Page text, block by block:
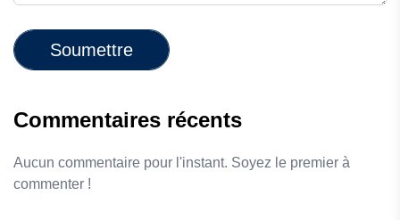
Soumettre
Commentaires récents
Aucun commentaire pour l'instant. Soyez le premier à
commenter !